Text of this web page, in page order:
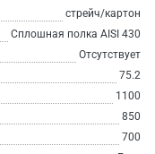
стрейч/картон
Сплошная полка AISI 430
Отсутствует
75.2
1100
850
700